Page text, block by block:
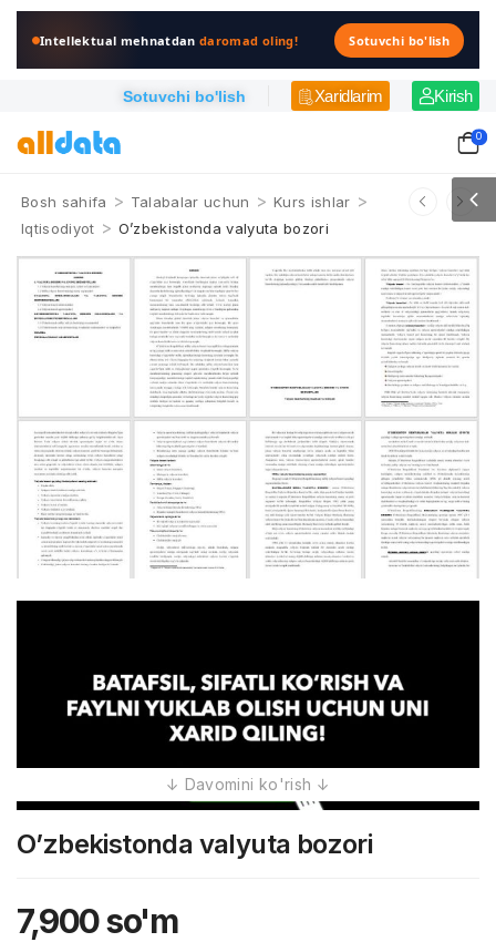
Intellektual mehnatdandaromad oling! Sotuvchi bo'lish
Sotuvchi bo'lish Xaridlarim Kirish
0
Bosh sahifa > Talabalar uchun > Kurs ishlar >
Iqtisodiyot > O’zbekistonda valyuta bozori
O’zbekistonda valyuta bozori
7,900so'm